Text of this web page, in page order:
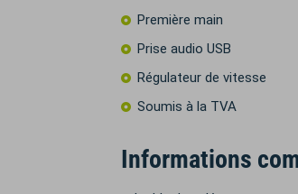
Première main
Prise audio USB
Régulateur de vitesse
Soumis à la TVA
Informations